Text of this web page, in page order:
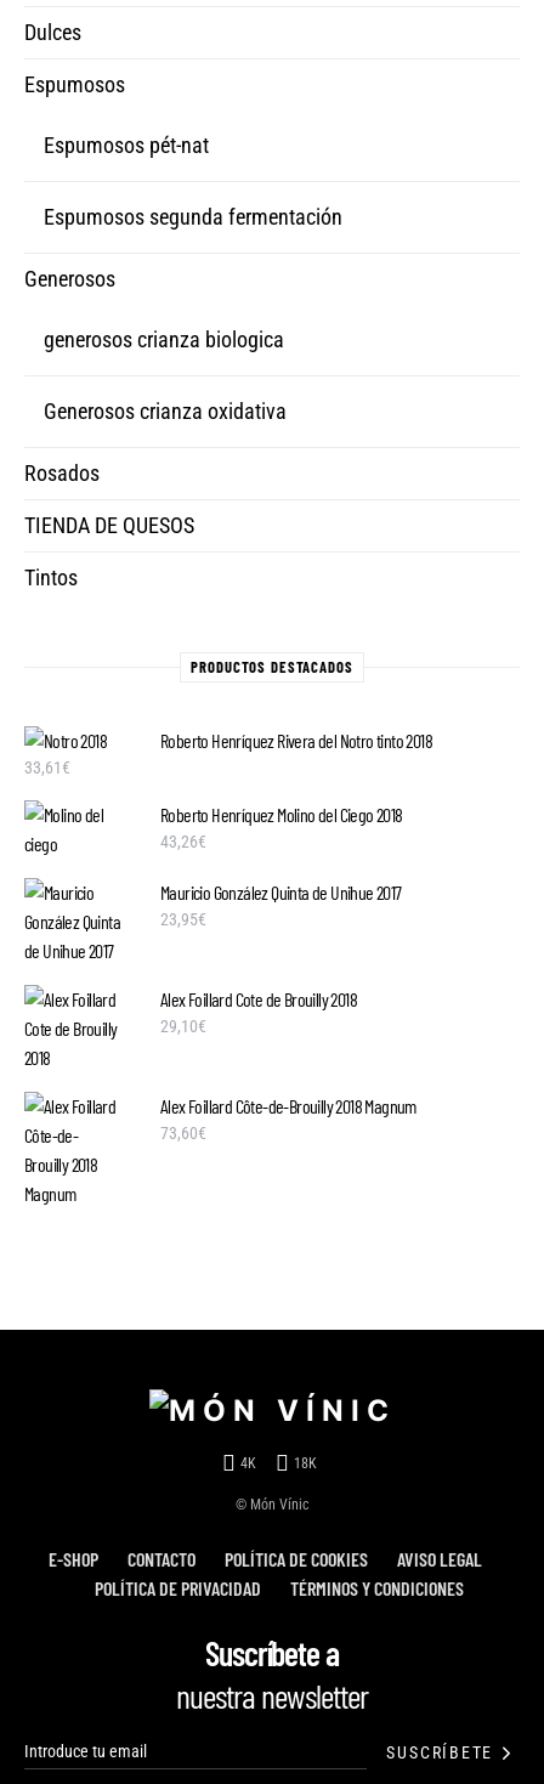
Dulces
Espumosos
Espumosos pét-nat
Espumosos segunda fermentación
Generosos
generosos crianza biologica
Generosos crianza oxidativa
Rosados
TIENDA DE QUESOS
Tintos
PRODUCTOS DESTACADOS
Roberto Henríquez Rivera del Notro tinto 2018
33,61€
Roberto Henríquez Molino del Ciego 2018
43,26€
Mauricio González Quinta de Unihue 2017
23,95€
Alex Foillard Cote de Brouilly 2018
29,10€
Alex Foillard Côte-de-Brouilly 2018 Magnum
73,60€
4K 18K
© Món Vínic
E-SHOP CONTACTO POLÍTICA DE COOKIES
AVISO LEGAL
POLÍTICA DE PRIVACIDAD
TÉRMINOS Y CONDICIONES
Suscríbete a
nuestra newsletter
SUSCRÍBETE